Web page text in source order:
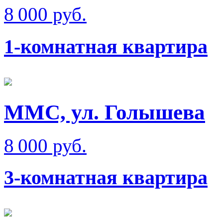
8 000 руб.
1-комнатная квартира
ММС, ул. Голышева
8 000 руб.
3-комнатная квартира